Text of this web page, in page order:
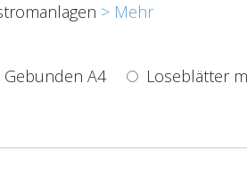
> Mehr
Gebunden A4 Loseblätter